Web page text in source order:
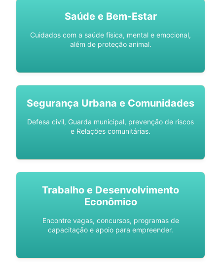
Saúde e Bem-Estar
Cuidados com a saúde física, mental e emocional,
além de proteção animal.
Segurança Urbana e Comunidades
Defesa civil, Guarda municipal, prevenção de riscos
e Relações comunitárias.
Trabalho e Desenvolvimento
Econômico
Encontre vagas, concursos, programas de
capacitação e apoio para empreender.